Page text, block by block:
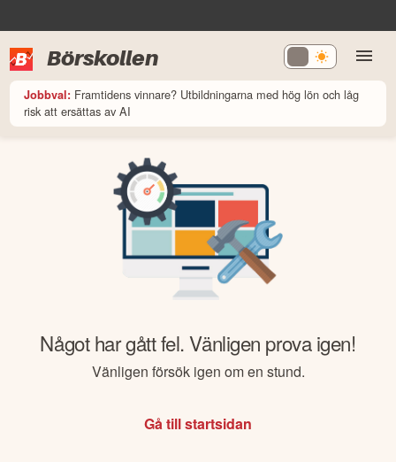
Börskollen
Jobbval: Framtidens vinnare? Utbildningarna med hög lön och låg
risk att ersättas av AI
Något har gått fel. Vänligen prova igen!
Vänligen försök igen om en stund.
Gå till startsidan